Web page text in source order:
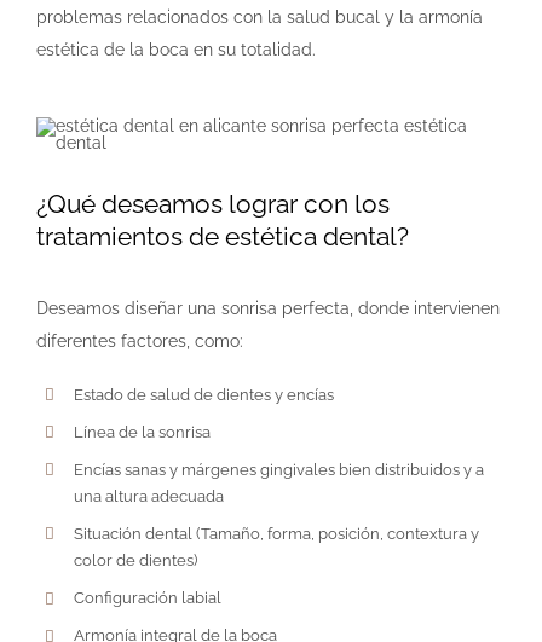
problemas relacionados con la salud bucal y la armonía
estética de la boca en su totalidad.
¿Qué deseamos lograr con los
tratamientos de estética dental?
Deseamos diseñar una sonrisa perfecta, donde intervienen
diferentes factores, como:
Estado de salud de dientes y encías
Línea de la sonrisa
Encías sanas y márgenes gingivales bien distribuidos y a
una altura adecuada
Situación dental (Tamaño, forma, posición, contextura y
color de dientes)
Configuración labial
Armonía integral de la boca